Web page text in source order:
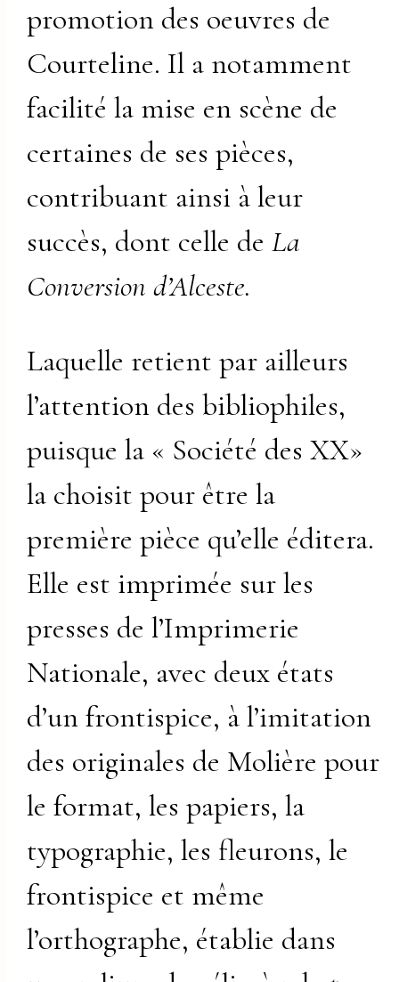
promotion des oeuvres de
Courteline. Il a notamment
facilité la mise en scène de
certaines de ses pièces,
contribuant ainsi à leur
succès, dont celle deLa
Conversion d’Alceste.
Laquelle retient par ailleurs
l’attention des bibliophiles,
puisque la « Société des XX»
la choisit pour être la
première pièce qu’elle éditera.
Elle est imprimée sur les
presses de l’Imprimerie
Nationale, avec deux états
d’un frontispice, à l’imitation
des originales de Molière pour
le format, les papiers, la
typographie, les fleurons, le
frontispice et même
l’orthographe, établie dans